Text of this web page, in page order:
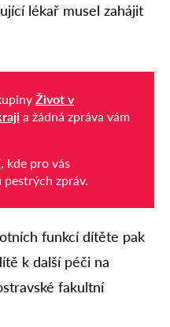
lékař musel zahájit
Život v
a žádná zpráva vám
, kde pro vás
zpráv.
funkcí dítěte pak
k další péči na
fakultní